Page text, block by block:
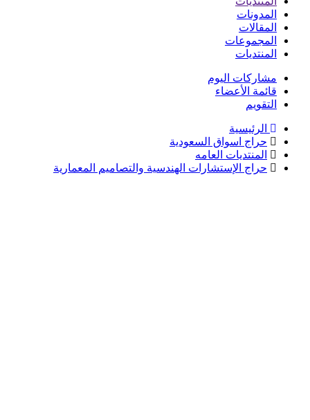
المدونات
المقالات
المجموعات
المنتديات
مشاركات اليوم
قائمة الأعضاء
التقويم
الرئيسية
حراج اسواق السعودية
المنتديات العامه
حراج الإستشارات الهندسية والتصاميم المعمارية